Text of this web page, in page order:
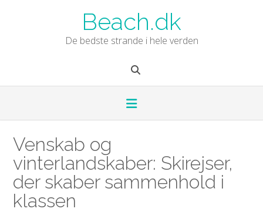
Beach.dk
De bedste strande i hele verden
Venskab og
vinterlandskaber: Skirejser,
der skaber sammenhold i
klassen